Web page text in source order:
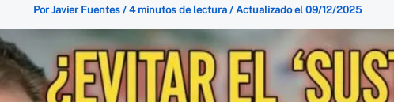
PorJavier Fuentes / 4 minutos de lectura/ Actualizado el 09/12/2025